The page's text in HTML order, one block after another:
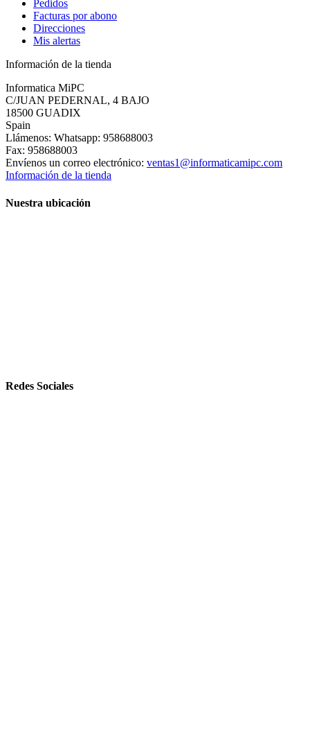
Pedidos
Facturas por abono
Direcciones
Mis alertas
Información de la tienda
Informatica MiPC
C/JUAN PEDERNAL, 4 BAJO
18500 GUADIX
Spain
Llámenos: Whatsapp: 958688003
Fax: 958688003
Envíenos un correo electrónico: ventas1@informaticamipc.com
Información de la tienda
Nuestra ubicación
Redes Sociales